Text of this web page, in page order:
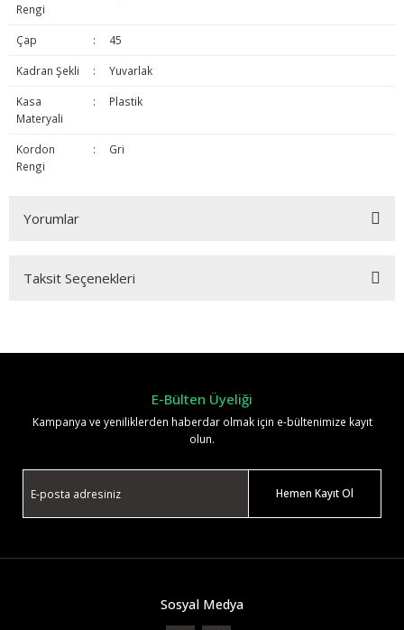
Rengi
Çap : 45
Kadran Şekli : Yuvarlak
Kasa
Materyali
: Plastik
Kordon
Rengi
: Gri
Yorumlar
Taksit Seçenekleri
E-Bülten Üyeliği
Kampanya ve yeniliklerden haberdar olmak için e-bültenimize kayıt
olun.
Hemen Kayıt Ol
Sosyal Medya